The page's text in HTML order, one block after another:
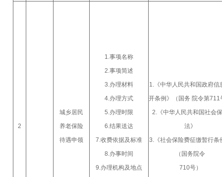
2
城乡居民
养老保险
待遇申领
1.事项名称
2.事项简述
3.办理材料
4.办理方式
5.办理时限
6.结果送达
7.收费依据及标准
8.办事时间
9.办理机构及地点
1.《中华人民共和国政府信
开条例》（国务 院令第711
2.《中华人民共和国社会
法》
3.《社会保险费征缴暂行条
（国务院令
710号）